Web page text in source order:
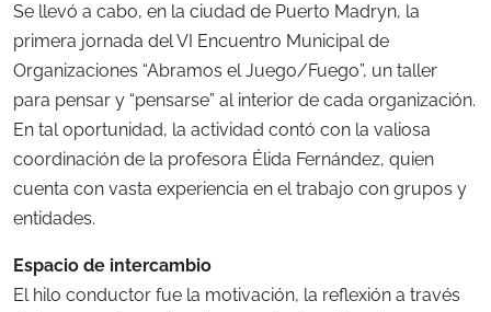
Se llevó a cabo, en la ciudad de Puerto Madryn, la
primera jornada del VI Encuentro Municipal de
Organizaciones “Abramos el Juego/Fuego”, un taller
para pensar y “pensarse” al interior de cada organización.
En tal oportunidad, la actividad contó con la valiosa
coordinación de la profesora Élida Fernández, quien
cuenta con vasta experiencia en el trabajo con grupos y
entidades.
Espacio de intercambio
El hilo conductor fue la motivación, la reflexión a través